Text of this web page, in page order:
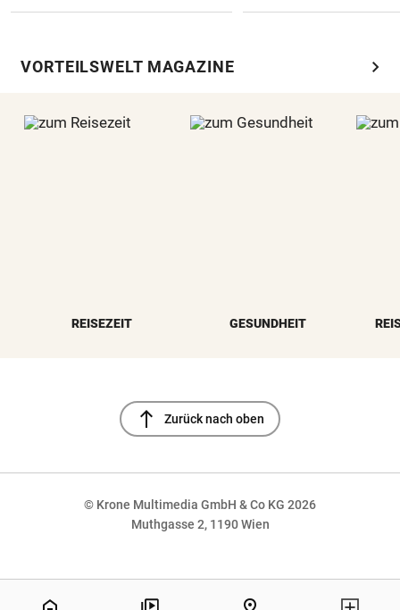
VORTEILSWELT MAGAZINE chevron_right
REISEZEIT GESUNDHEIT
north Zurück nach oben
© Krone Multimedia GmbH & Co KG 2026
Muthgasse 2, 1190 Wien
NaN%